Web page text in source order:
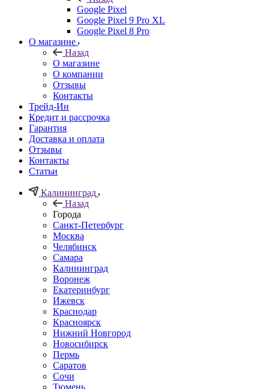
Google Pixel
Google Pixel 9 Pro XL
Google Pixel 8 Pro
О магазине
Назад
О магазине
О компании
Отзывы
Контакты
Трейд-Ин
Кредит и рассрочка
Гарантия
Доставка и оплата
Отзывы
Контакты
Статьи
Калининград
Назад
Города
Санкт-Петербург
Москва
Челябинск
Самара
Калининград
Воронеж
Екатеринбург
Ижевск
Краснодар
Красноярск
Нижний Новгород
Новосибирск
Пермь
Саратов
Сочи
Тюмень